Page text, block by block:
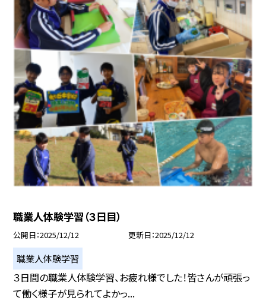
職業人体験学習（３日目）
公開日 2025/12/12 更新日 2025/12/12
職業人体験学習
３日間の職業人体験学習、お疲れ様でした！皆さんが頑張っ
て働く様子が見られてよかっ...